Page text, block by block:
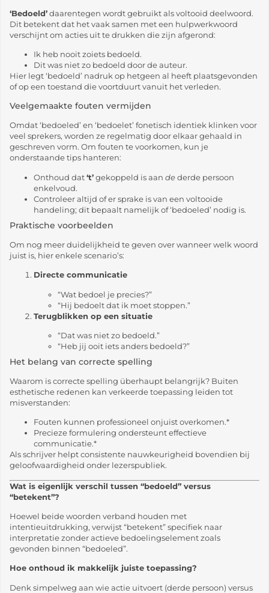
‘Bedoeld’ daarentegen wordt gebruikt als voltooid deelwoord.
Dit betekent dat het vaak samen met een hulpwerkwoord
verschijnt om acties uit te drukken die zijn afgerond:
Ik heb nooit zoiets bedoeld.
Dit was niet zo bedoeld door de auteur.
Hier legt ‘bedoeld’ nadruk op hetgeen al heeft plaatsgevonden
of op een toestand die voortduurt vanuit het verleden.
Veelgemaakte fouten vermijden
Omdat ‘bedoeled’ en ‘bedoelet’ fonetisch identiek klinken voor
veel sprekers, worden ze regelmatig door elkaar gehaald in
geschreven vorm. Om fouten te voorkomen, kun je
onderstaande tips hanteren:
Onthoud dat ‘t’ gekoppeld is aan de derde persoon
enkelvoud.
Controleer altijd of er sprake is van een voltooide
handeling; dit bepaalt namelijk of ‘bedoeled’ nodig is.
Praktische voorbeelden
Om nog meer duidelijkheid te geven over wanneer welk woord
juist is, hier enkele scenario’s:
Directe communicatie
“Wat bedoel je precies?”
“Hij bedoelt dat ik moet stoppen.”
Terugblikken op een situatie
“Dat was niet zo bedoeld.”
“Heb jij ooit iets anders bedoeld?”
Het belang van correcte spelling
Waarom is correcte spelling überhaupt belangrijk? Buiten
esthetische redenen kan verkeerde toepassing leiden tot
misverstanden:
Fouten kunnen professioneel onjuist overkomen.*
Precieze formulering ondersteunt effectieve
communicatie.*
Als schrijver helpt consistente nauwkeurigheid bovendien bij
geloofwaardigheid onder lezerspubliek.
Wat is eigenlijk verschil tussen “bedoeld” versus
“betekent”?
Hoewel beide woorden verband houden met
intentieuitdrukking, verwijst “betekent” specifiek naar
interpretatie zonder actieve bedoelingselement zoals
gevonden binnen “bedoeled”.
Hoe onthoud ik makkelijk juiste toepassing?
Denk simpelweg aan wie actie uitvoert (derde persoon) versus